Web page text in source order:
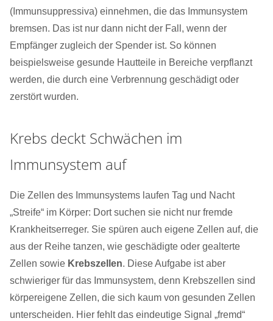
(Immunsuppressiva) einnehmen, die das Immunsystem
bremsen. Das ist nur dann nicht der Fall, wenn der
Empfänger zugleich der Spender ist. So können
beispielsweise gesunde Hautteile in Bereiche verpflanzt
werden, die durch eine Verbrennung geschädigt oder
zerstört wurden.
Krebs deckt Schwächen im
Immunsystem auf
Die Zellen des Immunsystems laufen Tag und Nacht
„Streife“ im Körper: Dort suchen sie nicht nur fremde
Krankheitserreger. Sie spüren auch eigene Zellen auf, die
aus der Reihe tanzen, wie geschädigte oder gealterte
Zellen sowie Krebszellen. Diese Aufgabe ist aber
schwieriger für das Immunsystem, denn Krebszellen sind
körpereigene Zellen, die sich kaum von gesunden Zellen
unterscheiden. Hier fehlt das eindeutige Signal „fremd“